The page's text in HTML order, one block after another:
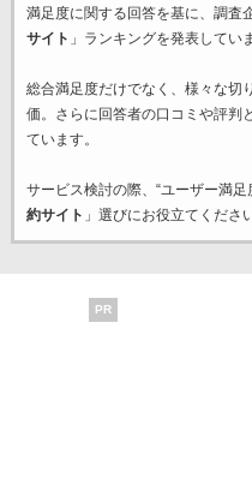
満足度に関する回答を基に、調査
サイト 」ランキングを発表してい
総合満足度だけでなく、様々な切
価。さらに回答者の口コミや評判
ています。
サービス検討の際、“ユーザー満足
約サイト 」選びにお役立てください
PR